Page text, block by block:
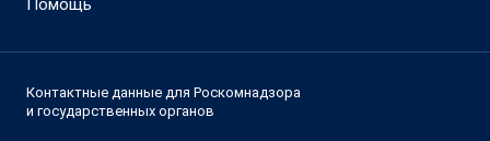
Помощь
Контактные данные для Роскомнадзора
и государственных органов